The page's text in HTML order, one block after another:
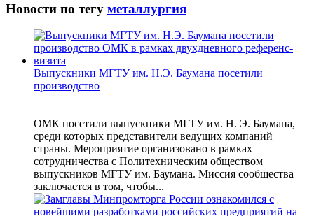
Новости по тегу металлургия
Выпускники МГТУ им. Н.Э. Баумана посетили
производство
ОМК посетили выпускники МГТУ им. Н. Э. Баумана,
среди которых представители ведущих компаний
страны. Мероприятие организовано в рамках
сотрудничества с Политехническим обществом
выпускников МГТУ им. Баумана. Миссия сообщества
заключается в том, чтобы...